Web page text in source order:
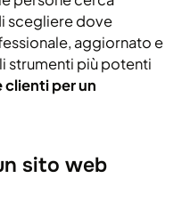
scegliere dove
aggiornato e
strumenti più potenti
clienti per un
sito web